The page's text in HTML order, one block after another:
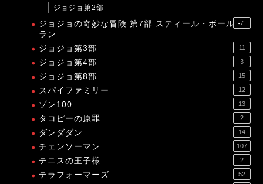
ジョジョ第2部
ジョジョの奇妙な冒険 第7部 スティール・ボール・
ラン
7
ジョジョ第3部 11
ジョジョ第4部 3
ジョジョ第8部 15
スパイファミリー 12
ゾン100 13
タコピーの原罪 2
ダンダダン 14
チェンソーマン 107
テニスの王子様 2
テラフォーマーズ 52